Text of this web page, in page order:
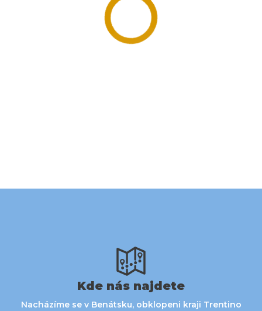
Kde nás najdete
Nacházíme se v Benátsku, obklopeni kraji Trentino